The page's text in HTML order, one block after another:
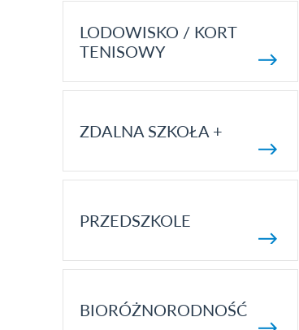
LODOWISKO / KORT
TENISOWY
ZDALNA SZKOŁA +
PRZEDSZKOLE
BIORÓŻNORODNOŚĆ